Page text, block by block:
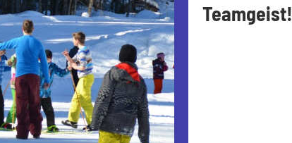
Teamgeist!